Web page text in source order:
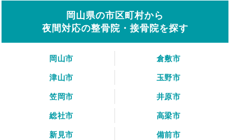
岡山県の市区町村から
夜間対応の整骨院・接骨院を探す
岡山市
倉敷市
津山市
玉野市
笠岡市
井原市
総社市
高梁市
新見市
備前市